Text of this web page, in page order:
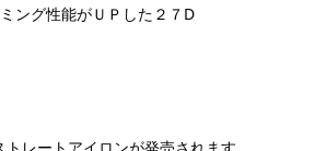
ング性能がＵＰした２７D